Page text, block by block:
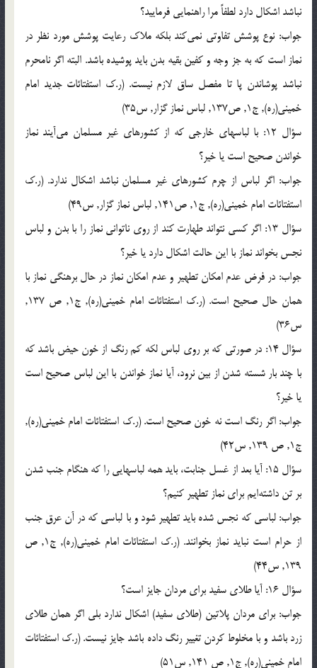
نباشد اشكال دارد لطفاً مرا راهنمايي فرماييد؟
جواب: نوع پوشش تفاوتي نمي‌كند بلكه ملاك رعايت پوشش مورد نظر در
نماز است كه به جز وجه و كفين بقيه بدن بايد پوشيده باشد. البته اگر نامحرم
نباشد پوشاندن پا تا مفصل ساق لازم نيست. (ر.ک استفتائات جديد امام
خميني(ره), ج1, ص137, لباس نماز گزار, س35)
سؤال 12: با لباسهاي خارجي كه از كشورهاي غير مسلمان مي‌آيند نماز
خواندن صحيح است يا خير؟
جواب: اگر لباس از چرم كشورهاي غير مسلمان نباشد اشكال ندارد. (ر.ک
استفتائات امام خميني(ره), ج1, ص141, لباس نماز گزار, س49)
سؤال 13: اگر كسي نتواند طهارت كند از روي ناتواني نماز را با بدن و لباس
نجس بخواند نماز با اين حالت اشكال دارد يا خير؟
جواب: در فرض عدم امكان تطهير و عدم امكان نماز در حال برهنگي نماز با
همان حال صحيح است. (ر.ک استفتائات امام خميني(ره), ج1, ص 137,
س36)
سؤال 14: در صورتي كه بر روي لباس لكه كم رنگ از خون حيض باشد كه
با چند بار شسته شدن از بين نرود، آيا نماز خواندن با اين لباس صحيح است
يا خير؟
جواب: اگر رنگ است نه خون صحيح است. (ر.ک استفتائات امام خميني(ره),
ج1, ص 139, س42)
سؤال 15: آيا بعد از غسل جنابت، بايد همه لباسهايي را كه هنگام جنب شدن
بر تن داشته‌ايم براي نماز تطهير كنيم؟
جواب: لباسي كه نجس شده بايد تطهير شود و با لباسي كه در آن عرق جنب
از حرام است نبايد نماز بخوانند. (ر.ک استفتائات امام خميني(ره), ج1, ص
139, س44)
سؤال 16: آيا طلاي سفيد براي مردان جايز است؟
جواب: براي مردان پلاتين (طلاي سفيد) اشكال ندارد بلي اگر همان طلاي
زرد باشد و با مخلوط كردن تغيير رنگ داده باشد جايز نيست. (ر.ک استفتائات
امام خميني(ره), ج1, ص 141, س51)